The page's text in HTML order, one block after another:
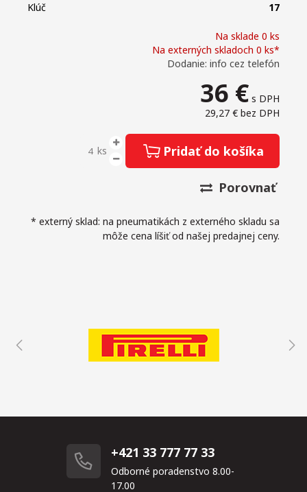
Na sklade 0 ks
Na externých skladoch 0 ks*
Dodanie: info cez telefón
36 € s DPH
29,27 € bez DPH
ks Pridať do košíka
Porovnať
* externý sklad: na pneumatikách z externého skladu sa
môže cena líšiť od našej predajnej ceny.
Klúč
17
+421 33 777 77 33
Odborné poradenstvo 8.00-
17.00